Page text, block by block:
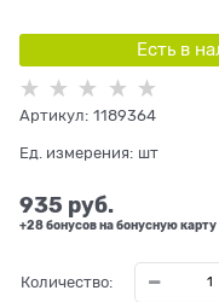
Есть в
Артикул: 1189364
Ед. измерения: шт
935 руб.
+28 бонусов на бонусную карту
Количество: